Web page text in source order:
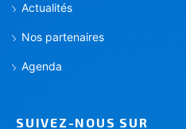
Actualités
Nos partenaires
Agenda
SUIVEZ-NOUS SUR